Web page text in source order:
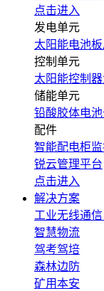
点击进入
发电单元
太阳能电池板
控制单元
太阳能控制器
储能单元
铅酸胶体电池
配件
智能配电柜
锐云管理平台
点击进入
解决方案
工业无线通信
智慧物流
驾考驾培
森林边防
矿用本安